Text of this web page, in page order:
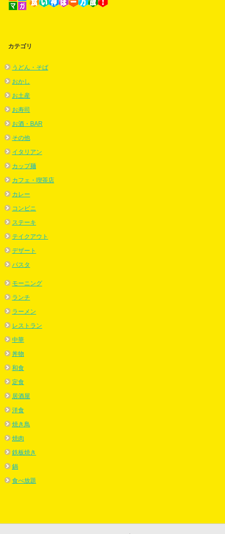
カテゴリ
うどん・そば
おかし
お土産
お寿司
お酒・BAR
その他
イタリアン
カップ麺
カフェ・喫茶店
カレー
コンビニ
ステーキ
テイクアウト
デザート
パスタ
モーニング
ランチ
ラーメン
レストラン
中華
丼物
和食
定食
居酒屋
洋食
焼き鳥
焼肉
鉄板焼き
鍋
食べ放題